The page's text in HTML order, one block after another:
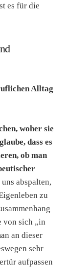
es für die
Alltag
woher sie
dass es
ob man
abspalten,
zu
von sich „in
an dieser
sehr
aufpassen